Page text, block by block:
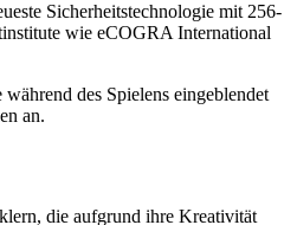
Sicherheitstechnologie mit 256-
wie eCOGRA International
des Spielens eingeblendet
an.
die aufgrund ihre Kreativität